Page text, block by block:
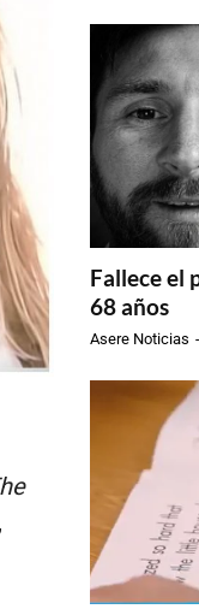
Fallece el
68 años
Asere Noticias -